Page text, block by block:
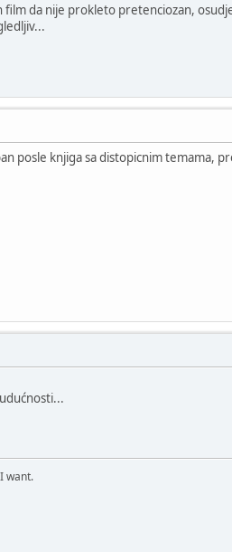
da nije prokleto pretenciozan,
posle knjiga sa distopicnim temama,
want.